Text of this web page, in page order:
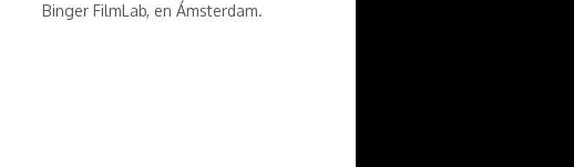
Binger FilmLab, en Ámsterdam.